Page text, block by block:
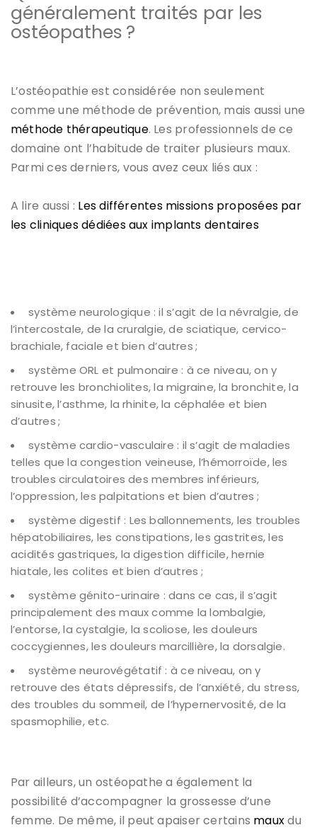
généralement traités par les
ostéopathes ?
L’ostéopathie est considérée non seulement
comme une méthode de prévention, mais aussi une
méthode thérapeutique. Les professionnels de ce
domaine ont l’habitude de traiter plusieurs maux.
Parmi ces derniers, vous avez ceux liés aux :
A lire aussi : Les différentes missions proposées par
les cliniques dédiées aux implants dentaires
système neurologique : il s’agit de la névralgie, de
l’intercostale, de la cruralgie, de sciatique, cervico-
brachiale, faciale et bien d’autres ;
système ORL et pulmonaire : à ce niveau, on y
retrouve les bronchiolites, la migraine, la bronchite, la
sinusite, l’asthme, la rhinite, la céphalée et bien
d’autres ;
système cardio-vasculaire : il s’agit de maladies
telles que la congestion veineuse, l’hémorroïde, les
troubles circulatoires des membres inférieurs,
l’oppression, les palpitations et bien d’autres ;
système digestif : Les ballonnements, les troubles
hépatobiliaires, les constipations, les gastrites, les
acidités gastriques, la digestion difficile, hernie
hiatale, les colites et bien d’autres ;
système génito-urinaire : dans ce cas, il s’agit
principalement des maux comme la lombalgie,
l’entorse, la cystalgie, la scoliose, les douleurs
coccygiennes, les douleurs marcillière, la dorsalgie.
système neurovégétatif : à ce niveau, on y
retrouve des états dépressifs, de l’anxiété, du stress,
des troubles du sommeil, de l’hypernervosité, de la
spasmophilie, etc.
Par ailleurs, un ostéopathe a également la
possibilité d’accompagner la grossesse d’une
femme. De même, il peut apaiser certains mauxdu